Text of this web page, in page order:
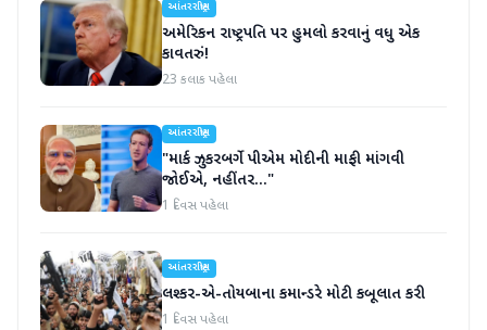
આંતરરાષ્ટ્રીય
અમેરિકન રાષ્ટ્રપતિ પર હુમલો કરવાનું વધુ એક
કાવતરું!
23 કલાક પહેલા
આંતરરાષ્ટ્રીય
"માર્ક ઝુકરબર્ગે પીએમ મોદીની માફી માંગવી
જોઈએ, નહીંતર..."
1 દિવસ પહેલા
આંતરરાષ્ટ્રીય
લશ્કર-એ-તોયબાના કમાન્ડરે મોટી કબૂલાત કરી
1 દિવસ પહેલા